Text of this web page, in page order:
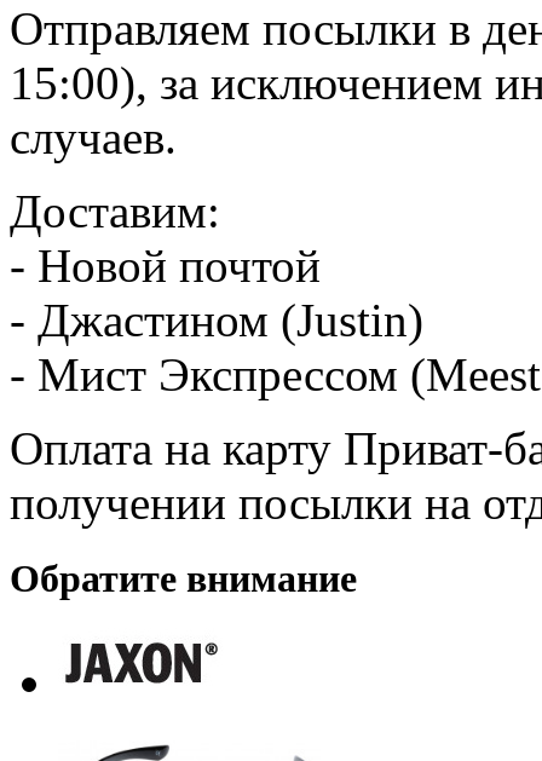
Отправляем посылки в
15:00), за исключением
случаев.
Доставим:
- Новой почтой
- Джастином (Justin)
- Мист Экспрессом
Оплата на карту Приват-
получении посылки на
Обратите внимание